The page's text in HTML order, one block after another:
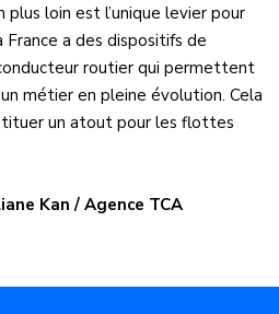
loin est l’unique levier pour
a des dispositifs de
routier qui permettent
métier en pleine évolution. Cela
un atout pour les flottes
Kan / Agence TCA